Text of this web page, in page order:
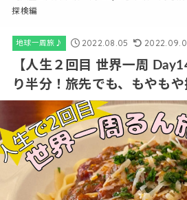
探検編
地球一周旅♪ 2022.08.05
【人生２回目 世界一周
り半分！旅先でも、もやもや